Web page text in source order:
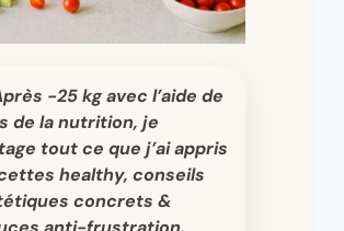
-25 kg avec l’aide de
de la nutrition, je
tout ce que j’ai appris
healthy, conseils
concrets &